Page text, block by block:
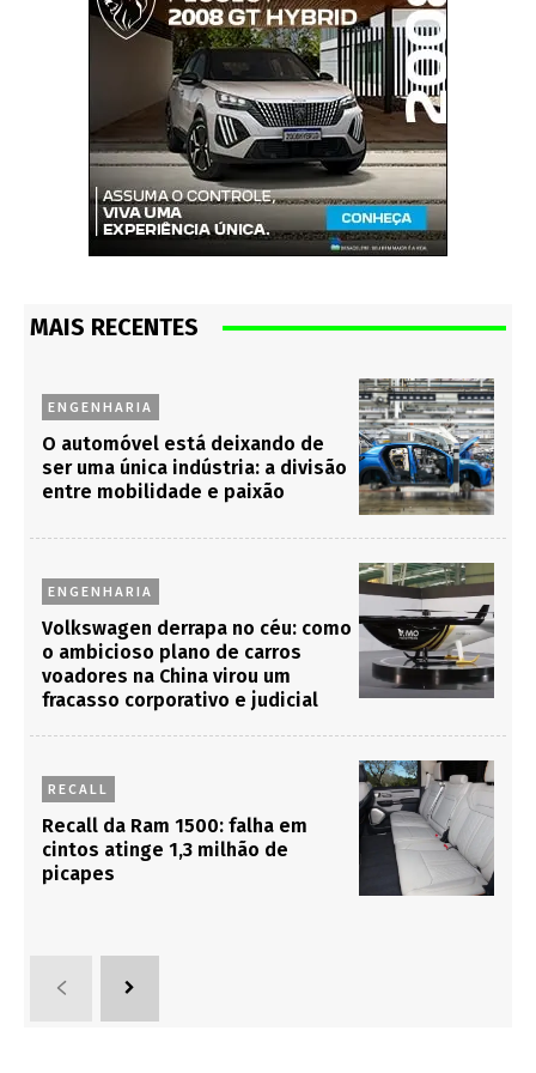
MAIS RECENTES
ENGENHARIA
O automóvel está deixando de
ser uma única indústria: a divisão
entre mobilidade e paixão
ENGENHARIA
Volkswagen derrapa no céu: como
o ambicioso plano de carros
voadores na China virou um
fracasso corporativo e judicial
RECALL
Recall da Ram 1500: falha em
cintos atinge 1,3 milhão de
picapes